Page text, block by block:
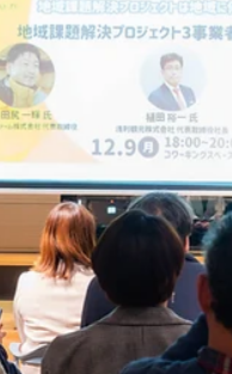
マは 「地域課題解決策の提案
出・増加に向けた提案」 地域の
ないテーマに、20名の参加者全
た。 事前準備：WEB説明会 10
先立